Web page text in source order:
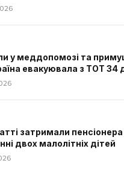
у меддопомозі та
евакуювала з ТОТ 34
затримали
двох малолітніх дітей